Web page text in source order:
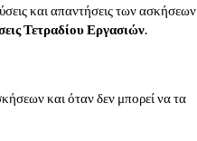
και απαντήσεις των ασκήσεων
Τετραδίου Εργασιών.
και όταν δεν μπορεί να τα